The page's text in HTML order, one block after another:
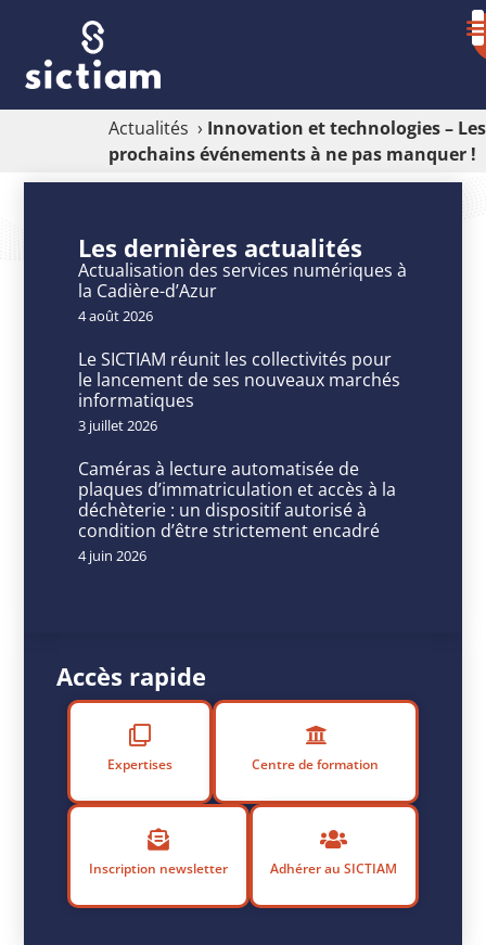
Actualités › Innovation et technologies – Les
prochains événements à ne pas manquer !
technologies
Les
prochains
événements
pas
manquer
P
u
5
0
Les dernières actualités
Actualisation des services numériques à
la Cadière-d’Azur
4 août 2026
Le SICTIAM réunit les collectivités pour
le lancement de ses nouveaux marchés
informatiques
3 juillet 2026
Caméras à lecture automatisée de
plaques d’immatriculation et accès à la
déchèterie : un dispositif autorisé à
condition d’être strictement encadré
4 juin 2026
Accès rapide
Expertises Centre de formation
Inscription newsletter Adhérer au SICTIAM